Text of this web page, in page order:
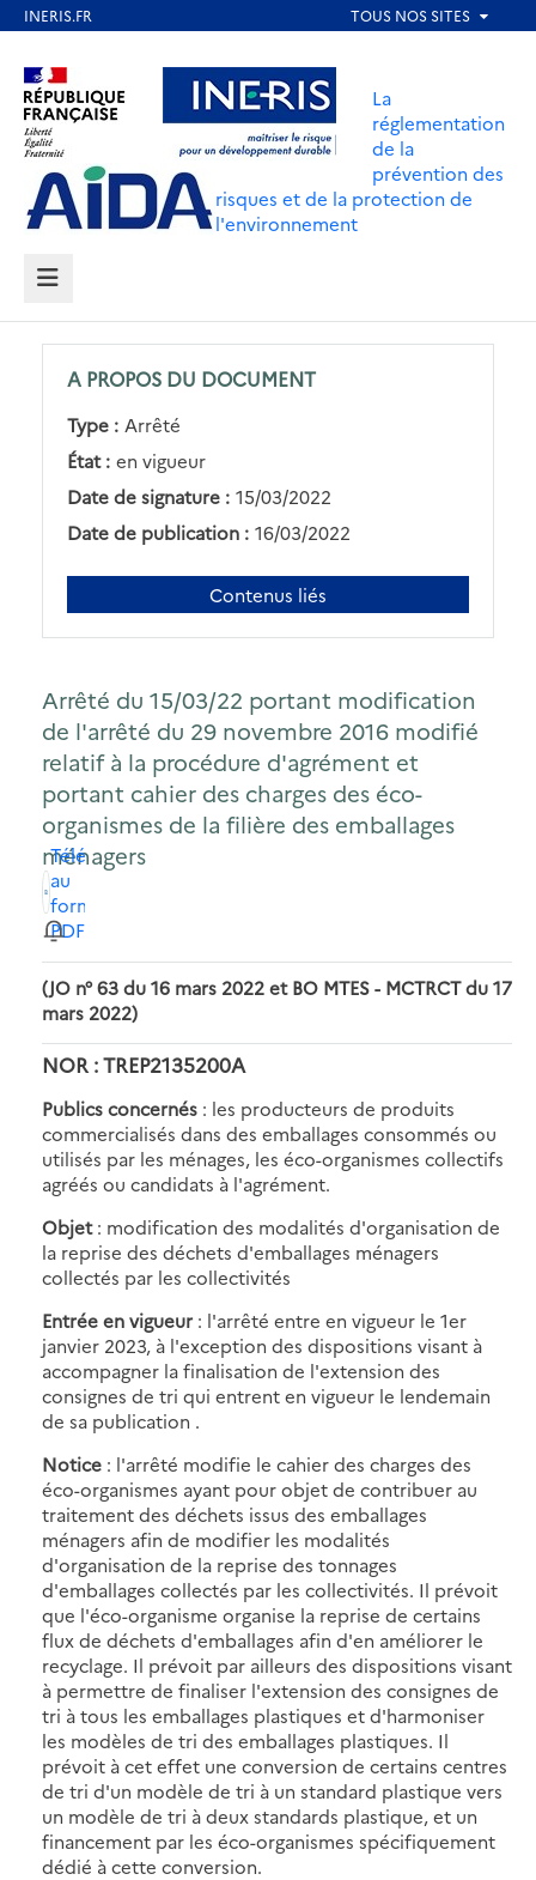
contenu
principal
Aller au contenu Aller au menu
Aller au pied de page
La
réglementation
de la
prévention des
risques et de la protection de
l'environnement
MENU
A PROPOS DU DOCUMENT
Type : Arrêté
État : en vigueur
Date de signature : 15/03/2022
Date de publication : 16/03/2022
Contenus liés
Arrêté du 15/03/22 portant modification
de l'arrêté du 29 novembre 2016 modifié
relatif à la procédure d'agrément et
portant cahier des charges des éco-
organismes de la filière des emballages
ménagers
Télécharger
au
format
PDF
(JO n° 63 du 16 mars 2022 et BO MTES - MCTRCT du 17
mars 2022)
NOR : TREP2135200A
Publics concernés : les producteurs de produits
commercialisés dans des emballages consommés ou
utilisés par les ménages, les éco-organismes collectifs
agréés ou candidats à l'agrément.
Objet: modification des modalités d'organisation de
la reprise des déchets d'emballages ménagers
collectés par les collectivités
Entrée en vigueur : l'arrêté entre en vigueur le 1er
janvier 2023, à l'exception des dispositions visant à
accompagner la finalisation de l'extension des
consignes de tri qui entrent en vigueur le lendemain
de sa publication .
Notice : l'arrêté modifie le cahier des charges des
éco-organismes ayant pour objet de contribuer au
traitement des déchets issus des emballages
ménagers afin de modifier les modalités
d'organisation de la reprise des tonnages
d'emballages collectés par les collectivités. Il prévoit
que l'éco-organisme organise la reprise de certains
flux de déchets d'emballages afin d'en améliorer le
recyclage. Il prévoit par ailleurs des dispositions visant
à permettre de finaliser l'extension des consignes de
tri à tous les emballages plastiques et d'harmoniser
les modèles de tri des emballages plastiques. Il
prévoit à cet effet une conversion de certains centres
de tri d'un modèle de tri à un standard plastique vers
un modèle de tri à deux standards plastique, et un
financement par les éco-organismes spécifiquement
dédié à cette conversion.